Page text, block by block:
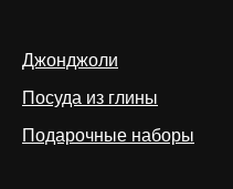
Джонджоли
Посуда из глины
Подарочные наборы